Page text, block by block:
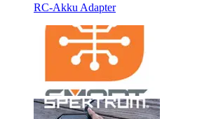
RC-Akku Adapter